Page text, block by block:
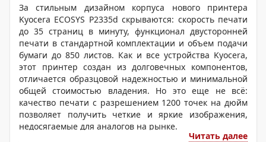
За стильным дизайном корпуса нового принтера
Kyocera ECOSYS P2335d скрываются: скорость печати
до 35 страниц в минуту, функционал двусторонней
печати в стандартной комплектации и объем подачи
бумаги до 850 листов. Как и все устройства Kyocera,
этот принтер создан из долговечных компонентов,
отличается образцовой надежностью и минимальной
общей стоимостью владения. Но это еще не всё:
качество печати с разрешением 1200 точек на дюйм
позволяет получить четкие и яркие изображения,
недосягаемые для аналогов на рынке.
Читать далее